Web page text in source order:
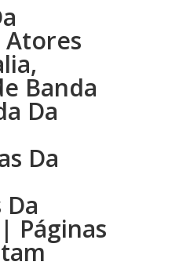
Banda
Da
Da
Da
Páginas